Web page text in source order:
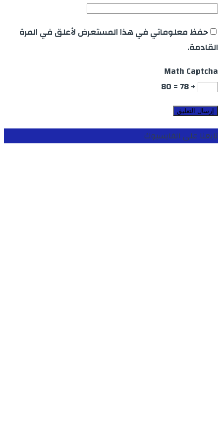
حفظ معلوماتي في هذا المستعرض لأعلق في المرة
القادمة.
Math Captcha
+ 78 = 80
تابعنا على الفايسبوك